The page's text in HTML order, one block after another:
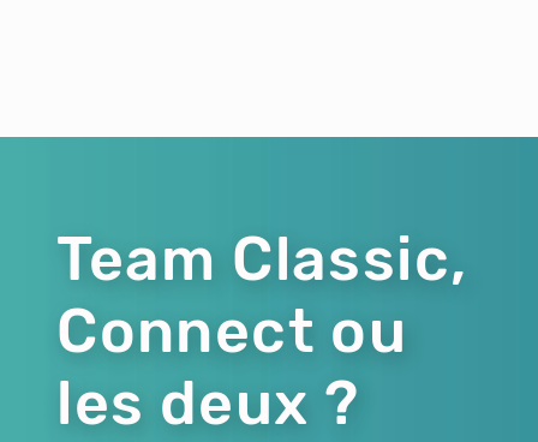
Team Classic,
Connect ou
les deux ?